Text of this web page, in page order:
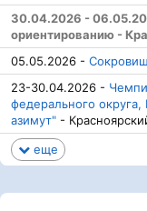
30.04.2026 -
ориентированию -
05.05.2026 -
23-30.04.2026 -
федерального
азимут" -
еще